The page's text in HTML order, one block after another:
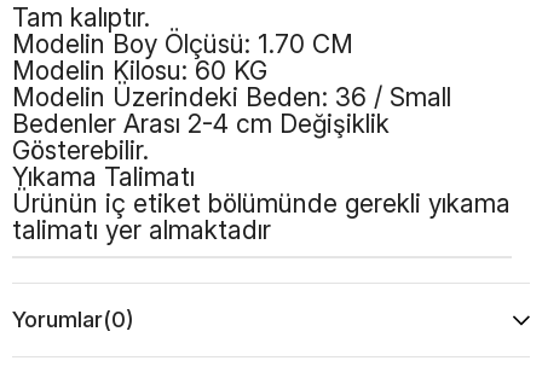
Tam kalıptır.
Modelin Boy Ölçüsü: 1.70 CM
Modelin Kilosu: 60 KG
Modelin Üzerindeki Beden: 36 / Small
Bedenler Arası 2-4 cm Değişiklik
Gösterebilir.
Yıkama Talimatı
Ürünün iç etiket bölümünde gerekli yıkama
talimatı yer almaktadır
Yorumlar(0)